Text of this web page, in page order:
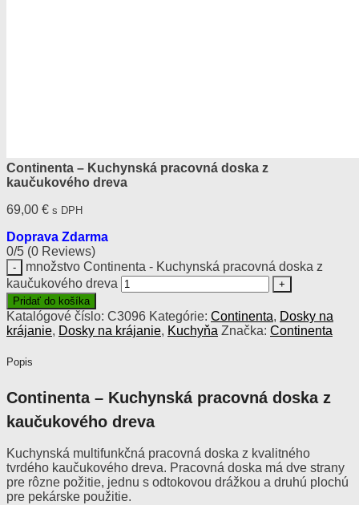
Continenta – Kuchynská pracovná doska z
kaučukového dreva
69,00 € s DPH
Doprava Zdarma
0/5 (0 Reviews)
množstvo Continenta - Kuchynská pracovná doska z
kaučukového dreva
Pridať do košíka
Katalógové číslo: C3096 Kategórie: Continenta, Dosky na
krájanie, Dosky na krájanie, Kuchyňa Značka: Continenta
Popis
Continenta – Kuchynská pracovná doska z
kaučukového dreva
Kuchynská multifunkčná pracovná doska z kvalitného
tvrdého kaučukového dreva. Pracovná doska má dve strany
pre rôzne požitie, jednu s odtokovou drážkou a druhú plochú
pre pekárske použitie.